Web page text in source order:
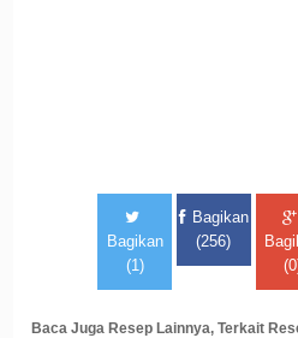
Bagikan
(1)
Bagikan
(256)
Baca Juga Resep Lainnya, Terkait